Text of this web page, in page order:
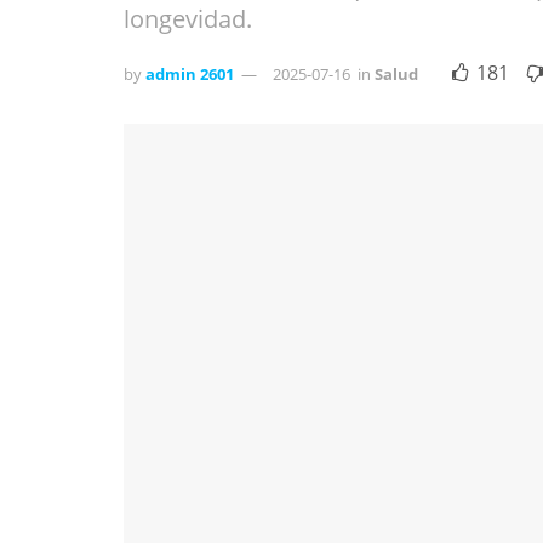
longevidad.
byadmin 2601 2025-07-16 in Salud 181